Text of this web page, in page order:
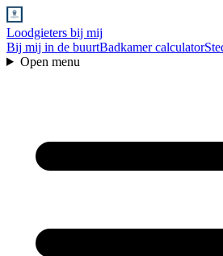
Loodgieters bij mij
Bij mij in de buurtBadkamer calculator
Open menu